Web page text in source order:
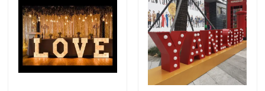
Controllo di qualità
Contattici